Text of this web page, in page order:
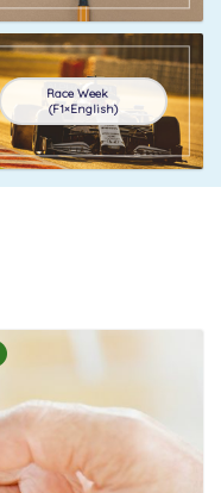
Race Week
(F1×English)